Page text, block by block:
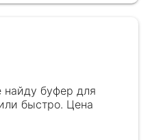
буфер для
быстро. Цена